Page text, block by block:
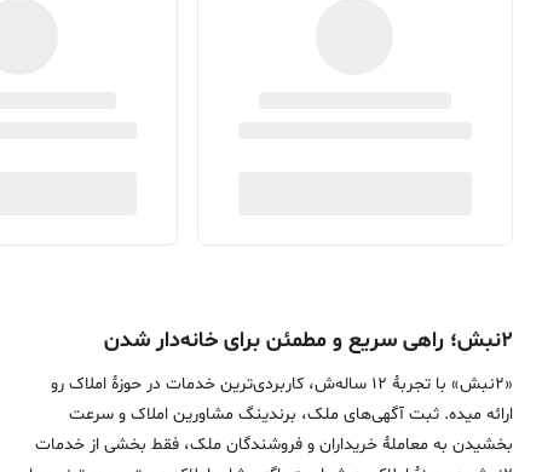
۲نبش؛ راهی سریع و مطمئن برای خانه‌دار شدن
«2نبش» با تجربۀ 12 ساله‌ش، کاربردی‌ترین خدمات در حوزۀ املاک رو
ارائه میده. ثبت آگهی‌های ملک، برندینگ مشاورین املاک و سرعت
بخشیدن به معاملۀ خریداران و فروشندگان ملک، فقط بخشی از خدمات